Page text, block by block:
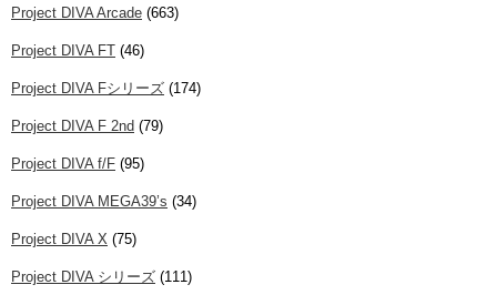
Project DIVA Arcade (663)
Project DIVA FT (46)
Project DIVA Fシリーズ (174)
Project DIVA F 2nd (79)
Project DIVA f/F (95)
Project DIVA MEGA39’s (34)
Project DIVA X (75)
Project DIVA シリーズ (111)